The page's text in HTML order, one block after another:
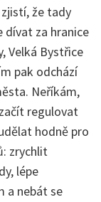
že tady
dívat za hranice
Velká Bystřice
pak odchází
Neříkám,
regulovat
hodně pro
zrychlit
lépe
a nebát se